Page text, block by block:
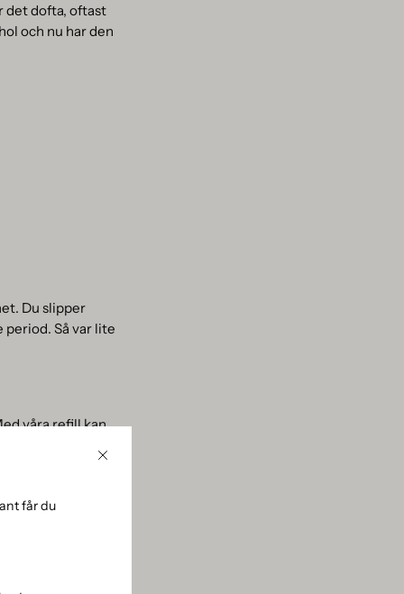
får du
Stäng
det dofta, oftast
och nu har den
Du slipper
Så var lite
våra refill kan
också låta
stickor, så
att du hanterar